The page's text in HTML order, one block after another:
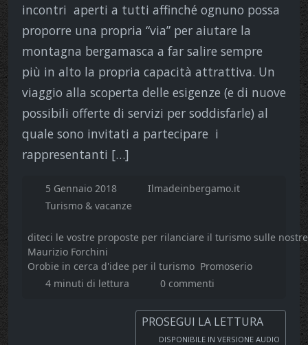
incontri aperti a tutti affinché ognuno possa
proporre una propria “via” per aiutare la
montagna bergamasca a far salire sempre
più in alto la propria capacità attrattiva. Un
viaggio alla scoperta delle esigenze (e di nuove
possibili offerte di servizi per soddisfarle) al
quale sono invitati a partecipare i
rappresentanti […]
5 Gennaio 2018
Ilmadeinbergamo.it
Turismo & vacanze
diteci le vostre proposte per rilanciare il turismo sulle
Maurizio Forchini
Orobie in cerca d'idee per il turismo Promoserio
4 minuti di lettura
0 commenti
PROSEGUI LA LETTURA
DISPONIBILE IN VERSIONE AUDIO